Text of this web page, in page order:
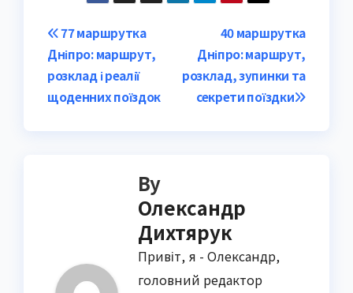
Post
navigation
40 маршрутка
Дніпро: маршрут,
розклад, зупинки та
секрети поїздки
77 маршрутка
Дніпро: маршрут,
розклад і реалії
щоденних поїздок
By
Олександр
Дихтярук
Привіт, я - Олександр,
головний редактор